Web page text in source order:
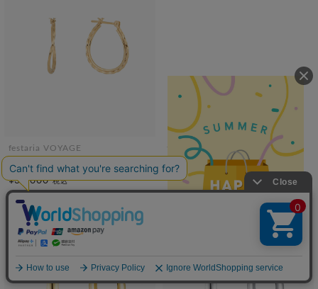
festaria VOYAGE
¥39,600税込
festaria bijou SOPHIA
K10YG ピアス
¥19,800税込